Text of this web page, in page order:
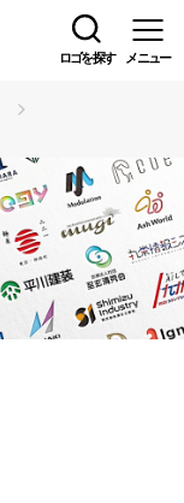
ロゴを探す メニュー